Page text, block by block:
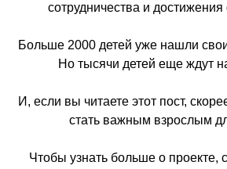
сотрудничества и
Больше 2000 детей уже нашли
Но тысячи детей еще ждут
И, если вы читаете этот пост,
стать важным взрослым
Чтобы узнать больше о проекте,